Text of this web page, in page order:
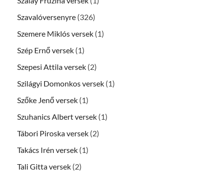
Szavalóversenyre (326)
Szemere Miklós versek (1)
Szép Ernő versek (1)
Szepesi Attila versek (2)
Szilágyi Domonkos versek (1)
Szőke Jenő versek (1)
Szuhanics Albert versek (1)
Tábori Piroska versek (2)
Takács Irén versek (1)
Tali Gitta versek (2)